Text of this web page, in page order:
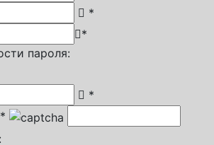
*
*
пароля:
*
*